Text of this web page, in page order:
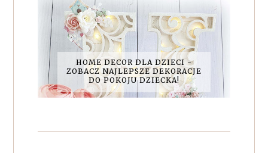
HOME DECOR DLA DZIECI -
ZOBACZ NAJLEPSZE DEKORACJE
DO POKOJU DZIECKA!